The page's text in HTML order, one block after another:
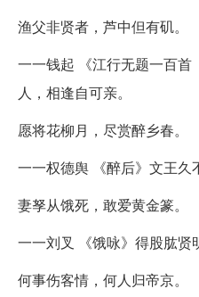
渔父非贤者，芦中但有矶。
一一钱起 《江行无题一百
人，相逢自可亲。
愿将花柳月，尽赏醉乡春。
一一权德舆 《醉后》文王久
妻孥从饿死，敢爱黄金篆。
一一刘叉 《饿咏》得股肱贤
何事伤客情，何人归帝京。